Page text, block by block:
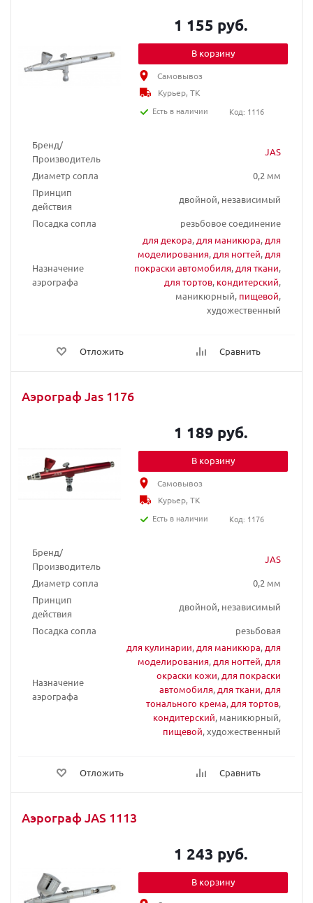
Бренд/
Производитель
JAS
Диаметр сопла
0,2 мм
Принцип
действия
двойной, независимый
Посадка сопла
резьбовое соединение
Назначение
аэрографа
для декора, для маникюра, для
моделирования, для ногтей, для
покраски автомобиля, для ткани,
для тортов, кондитерский,
маникюрный, пищевой,
художественный
Отложить Сравнить
1 155 руб.
В корзину
Самовывоз
Курьер, ТК
Есть в наличии
Код: 1116
Аэрограф Jas 1176
Бренд/
Производитель
JAS
Диаметр сопла
0,2 мм
Принцип
действия
двойной, независимый
Посадка сопла
резьбовая
Назначение
аэрографа
для кулинарии, для маникюра, для
моделирования, для ногтей, для
окраски кожи, для покраски
автомобиля, для ткани, для
тонального крема, для тортов,
кондитерский, маникюрный,
пищевой, художественный
Отложить Сравнить
1 189 руб.
В корзину
Самовывоз
Курьер, ТК
Есть в наличии
Код: 1176
Аэрограф JAS 1113
1 243 руб.
В корзину